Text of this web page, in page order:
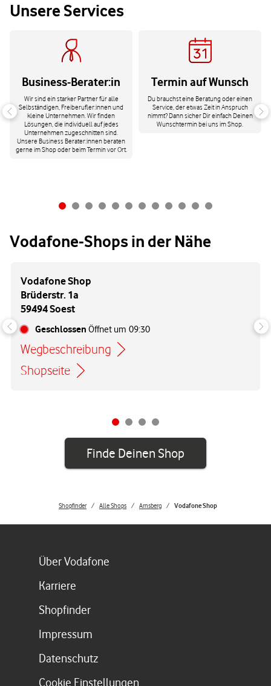
Unsere Services
Business-Berater:in
Wir sind ein starker Partner für alle
Selbständigen, Freiberufler:innen und
kleine Unternehmen. Wir finden
Lösungen, die individuell auf jedes
Unternehmen zugeschnitten sind.
Unsere Business Berater:innen beraten
gerne im Shop oder beim Termin vor Ort.
Termin auf Wunsch
Du brauchst eine Beratung oder einen
Service, der etwas Zeit in Anspruch
nimmt? Dann sicher Dir einfach Deinen
Wunschtermin bei uns im Shop.
Vodafone-Shops in der Nähe
Vodafone Shop
Brüderstr. 1a
59494 Soest
Geschlossen Öffnet um 09:30
Wegbeschreibung
Link öffnet in einem neuen Tab
Shopseite
Finde Deinen Shop
Shopfinder Alle Shops Arnsberg Vodafone Shop
Über Vodafone
Karriere
ShopfinderLink öffnet in einem neuen Tab
Impressum
Datenschutz
Cookie Einstellungen